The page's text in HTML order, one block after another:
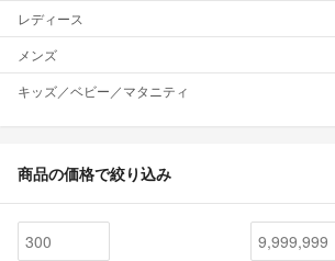
レディース
メンズ
キッズ／ベビー／マタニティ
商品の価格で絞り込み